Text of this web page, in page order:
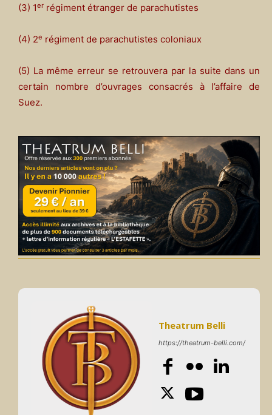
(3) 1er régiment étranger de parachutistes
(4) 2e régiment de parachutistes coloniaux
(5) La même erreur se retrouvera par la suite dans un
certain nombre d’ouvrages consacrés à l’affaire de
Suez.
Theatrum Belli
https://theatrum-belli.com/